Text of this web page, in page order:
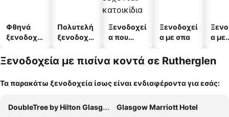
Φθηνά
ξενοδοχεί
Πολυτελή
ξενοδοχεί
Ξενοδοχεί
α που
κατοικίδι
Ξενοδοχεί
α με σπα
α με
Ξενοδοχεία με πισίνα κοντά σε Rutherglen
Τα παρακάτω ξενοδοχεία ίσως είναι ενδιαφέροντα για εσάς:
DoubleTree by Hilton Glasgow Central
Glasgow Marriott Hotel